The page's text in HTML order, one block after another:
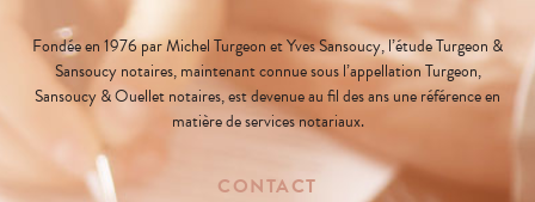
Fondée en 1976 par Michel Turgeon et Yves Sansoucy, l’étude Turgeon &
Sansoucy notaires, maintenant connue sous l’appellation Turgeon,
Sansoucy & Ouellet notaires, est devenue au fil des ans une référence en
matière de services notariaux.
CONTACT